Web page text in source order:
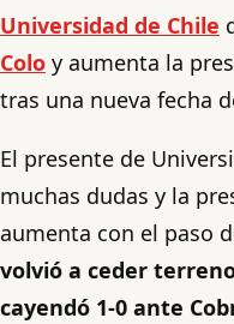
Universidad de Chile
Colo y aumenta la
tras una nueva fecha
El presente de
muchas dudas y la
aumenta con el paso
volvió a ceder
cayendó 1-0 ante